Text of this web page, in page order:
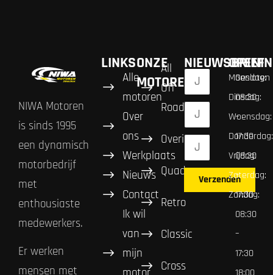
NIWA Motoren
is sinds 1995
een dynamisch
motorbedrijf
met
enthousiaste
medewerkers.
Er werken
mensen met
LINKS
Alle
motoren
Over
ons
Werkplaats
Nieuws
Contact
Ik wil
van
mijn
ONZE
MOTOREN
All
Off
Road
Overig
Quad
Retro
Classic
Cross
NIEUWSBRIEF
Verzenden
Maandag:
Dinsdag:
Woensdag:
Donderdag:
Vrijdag:
Zaterdag:
Zondag:
Gesloten
08:30
–
17:30
08:30
–
17:30
08:30
–
17:30